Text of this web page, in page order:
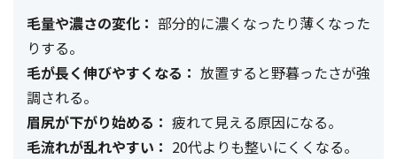
毛量や濃さの変化： 部分的に濃くなったり薄くなった
りする。
毛が長く伸びやすくなる： 放置すると野暮ったさが強
調される。
眉尻が下がり始める： 疲れて見える原因になる。
毛流れが乱れやすい： 20代よりも整いにくくなる。